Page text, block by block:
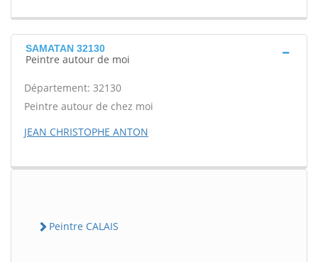
SAMATAN 32130
Peintre autour de moi
Département: 32130
Peintre autour de chez moi
JEAN CHRISTOPHE ANTON
Peintre CALAIS